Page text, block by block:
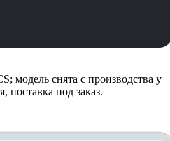
модель снята с производства у
поставка под заказ.